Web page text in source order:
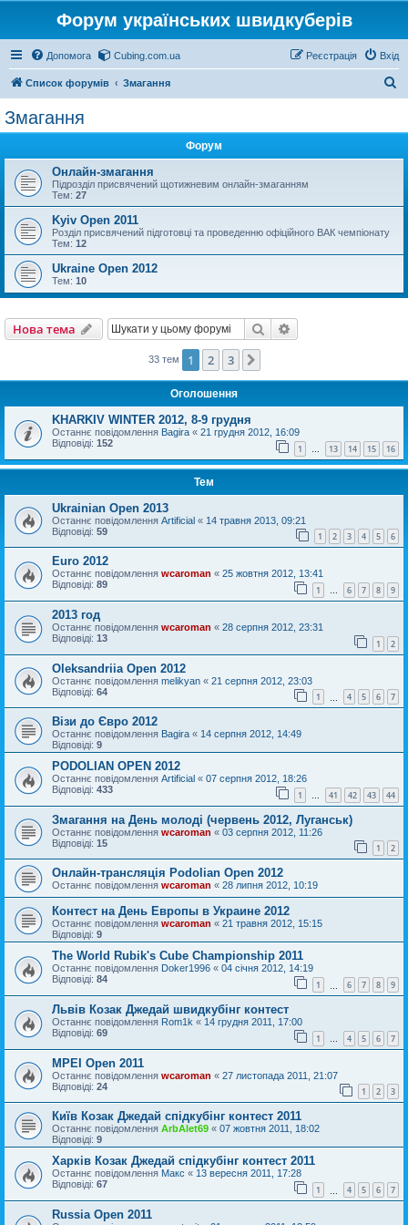
Форум українських швидкуберів
Допомога Cubing.com.ua Вхід
Реєстрація
Список форумів Змагання
Змагання
Форум
Онлайн-змагання
Підрозділ присвячений щотижневим онлайн-змаганням
Тем: 27
Kyiv Open 2011
Розділ присвячений підготовці та проведенню офіційного ВАК чемпіонату
Тем: 12
Ukraine Open 2012
Тем: 10
Нова тема Пошук
33 тем 1 2 3
Оголошення
KHARKIV WINTER 2012, 8-9 грудня
Останнє повідомлення Bagira « 21 грудня 2012, 16:09
Відповіді: 152 1 … 13 14 15 16
Тем
Ukrainian Open 2013
Останнє повідомлення Artificial « 14 травня 2013, 09:21
Відповіді: 59 1 2 3 4 5 6
Euro 2012
Останнє повідомлення wcaroman « 25 жовтня 2012, 13:41
Відповіді: 89 1 … 6 7 8 9
2013 год
Останнє повідомлення wcaroman « 28 серпня 2012, 23:31
Відповіді: 13 1 2
Oleksandriia Open 2012
Останнє повідомлення melikyan « 21 серпня 2012, 23:03
Відповіді: 64 1 4 5 6 7
Візи до Євро 2012
Останнє повідомлення Bagira « 14 серпня 2012, 14:49
Відповіді: 9
PODOLIAN OPEN 2012
Останнє повідомлення Artificial « 07 серпня 2012, 18:26
Відповіді: 433 1 … 41 42 43 44
Змагання на День молоді (червень 2012, Луганськ)
Останнє повідомлення wcaroman « 03 серпня 2012, 11:26
Відповіді: 15 1 2
Онлайн-трансляцiя Podolian Open 2012
Останнє повідомлення wcaroman « 28 липня 2012, 10:19
Контест на День Европы в Украине 2012
Останнє повідомлення wcaroman « 21 травня 2012, 15:15
Відповіді: 9
The World Rubik's Cube Championship 2011
Останнє повідомлення Doker1996 « 04 січня 2012, 14:19
Відповіді: 84 1 6 7 8 9
Львів Козак Джедай швидкубінг контест
Останнє повідомлення Rom1k « 14 грудня 2011, 17:00
Відповіді: 69 1 … 4 5 6 7
MPEI Open 2011
Останнє повідомлення wcaroman « 27 листопада 2011, 21:07
Відповіді: 24 1 2 3
Київ Козак Джедай спідкубінг контест 2011
Останнє повідомлення ArbAlet69 « 07 жовтня 2011, 18:02
Відповіді: 9
Харків Козак Джедай спідкубінг контест 2011
Останнє повідомлення Макс « 13 вересня 2011, 17:28
Відповіді: 67 1 4 5 6 7
Russia Open 2011